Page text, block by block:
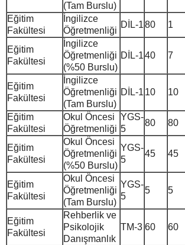
(Tam Burslu)
Eğitim
Fakültesi
İngilizce
Öğretmenliği
DİL-180 1
Eğitim
Fakültesi
İngilizce
Öğretmenliği
(%50 Burslu)
DİL-140 7
Eğitim
Fakültesi
İngilizce
Öğretmenliği
(Tam Burslu)
DİL-110 10
Eğitim
Fakültesi
Okul Öncesi
Öğretmenliği
YGS-
5
80 80
Eğitim
Fakültesi
Okul Öncesi
Öğretmenliği
(%50 Burslu)
YGS-
5
45 45
Eğitim
Fakültesi
Okul Öncesi
Öğretmenliği
(Tam Burslu)
YGS-
5
5 5
Eğitim
Fakültesi
Rehberlik ve
Psikolojik
Danışmanlık
TM-3 60 60